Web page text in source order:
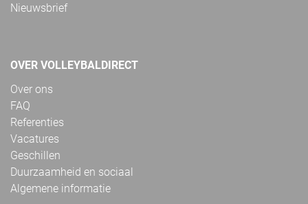
Nieuwsbrief
OVER VOLLEYBALDIRECT
Over ons
FAQ
Referenties
Vacatures
Geschillen
Duurzaamheid en sociaal
Algemene informatie